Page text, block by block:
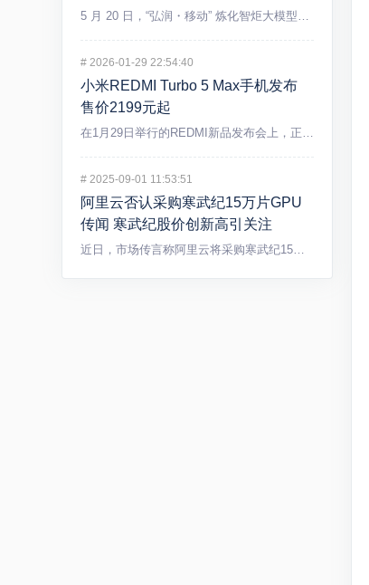
5 月 20 日，“弘润・移动” 炼化智炬大模型发布会在潍坊...
# 2026-01-29 22:54:40
小米REDMI Turbo 5 Max手机发布
售价2199元起
在1月29日举行的REDMI新品发布会上，正式发布REDMI...
# 2025-09-01 11:53:51
阿里云否认采购寒武纪15万片GPU
传闻 寒武纪股价创新高引关注
近日，市场传言称阿里云将采购寒武纪15万片GPU，引发广泛关...